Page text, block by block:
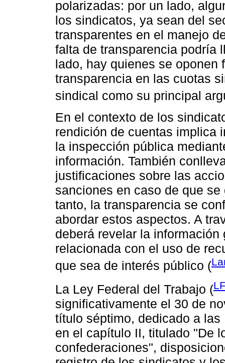
polarizadas: por un lado,
los sindicatos, ya sean del
transparentes en el manejo
falta de transparencia podría
lado, hay quienes se oponen
transparencia en las cuotas
sindical como su principal
En el contexto de los
rendición de cuentas implica
la inspección pública
información. También
justificaciones sobre las
sanciones en caso de que
tanto, la transparencia se
abordar estos aspectos. A
deberá revelar la
relacionada con el uso de
que sea de interés público (
La Ley Federal del Trabajo (
significativamente el 30 de
título séptimo, dedicado a
en el capítulo II, titulado "De
confederaciones",